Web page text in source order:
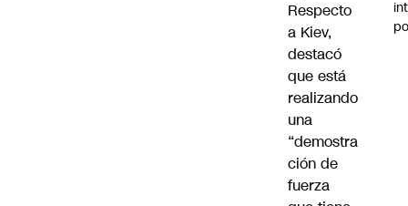
Respecto
a Kiev,
destacó
que está
realizando
una
“demostra
ción de
fuerza